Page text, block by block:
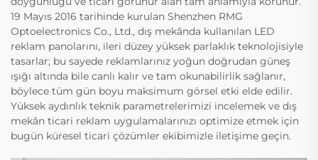
19 Mayıs 2016 tarihinde kurulan Shenzhen RMG
Optoelectronics Co., Ltd., dış mekânda kullanılan LED
reklam panolarını, ileri düzey yüksek parlaklık teknolojisiyle
tasarlar; bu sayede reklamlarınız yoğun doğrudan güneş
ışığı altında bile canlı kalır ve tam okunabilirlik sağlanır,
böylece tüm gün boyu maksimum görsel etki elde edilir.
Yüksek aydınlık teknik parametrelerimizi incelemek ve dış
mekân ticari reklam uygulamalarınızı optimize etmek için
bugün küresel ticari çözümler ekibimizle iletişime geçin.